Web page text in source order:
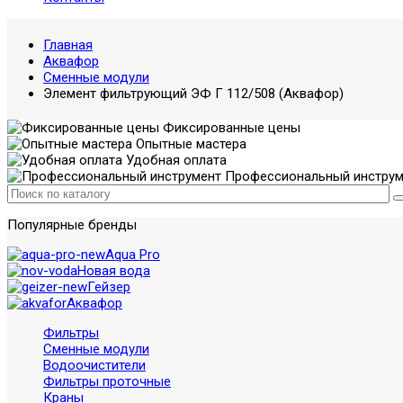
Главная
Аквафор
Сменные модули
Элемент фильтрующий ЭФ Г 112/508 (Аквафор)
Фиксированные цены
Опытные мастера
Удобная оплата
Профессиональный
Популярные бренды
Aqua Pro
Новая вода
Гейзер
Аквафор
Фильтры
Сменные модули
Водоочистители
Фильтры проточные
Краны